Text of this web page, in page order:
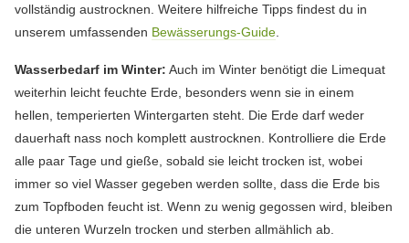
vollständig austrocknen. Weitere hilfreiche Tipps findest du in
unserem umfassenden Bewässerungs-Guide
Wasserbedarf im Winter: Auch im Winter benötigt die Limequat
weiterhin leicht feuchte Erde, besonders wenn sie in einem
hellen, temperierten Wintergarten steht. Die Erde darf weder
dauerhaft nass noch komplett austrocknen. Kontrolliere die Erde
alle paar Tage und gieße, sobald sie leicht trocken ist, wobei
immer so viel Wasser gegeben werden sollte, dass die Erde bis
zum Topfboden feucht ist. Wenn zu wenig gegossen wird, bleiben
die unteren Wurzeln trocken und sterben allmählich ab.